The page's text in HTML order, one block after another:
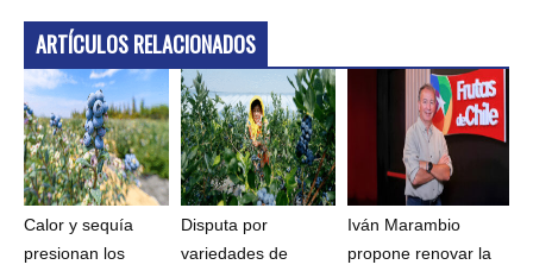
ARTÍCULOS RELACIONADOS
Calor y sequía
presionan los
Disputa por
variedades de
Iván Marambio
propone renovar la